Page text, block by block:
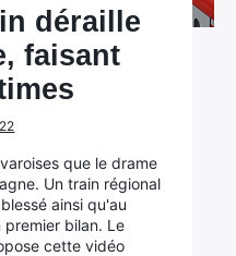
déraille
faisant
que le drame
Un train régional
ainsi qu'au
premier bilan. Le
cette vidéo